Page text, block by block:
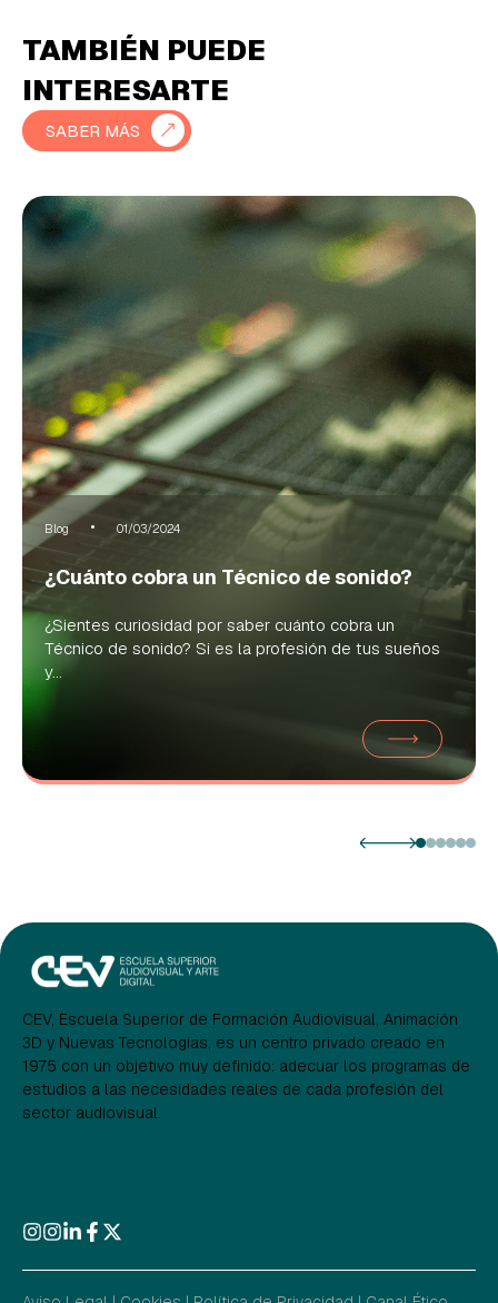
TAMBIÉN PUEDE
INTERESARTE
SABER MÁS
Blog 01/03/2024
¿Cuánto cobra un Técnico de sonido?
¿Sientes curiosidad por saber cuánto cobra un
Técnico de sonido? Si es la profesión de tus sueños
y...
CEV, Escuela Superior de Formación Audiovisual, Animación
3D y Nuevas Tecnologías, es un centro privado creado en
1975 con un objetivo muy definido: adecuar los programas de
estudios a las necesidades reales de cada profesión del
sector audiovisual.